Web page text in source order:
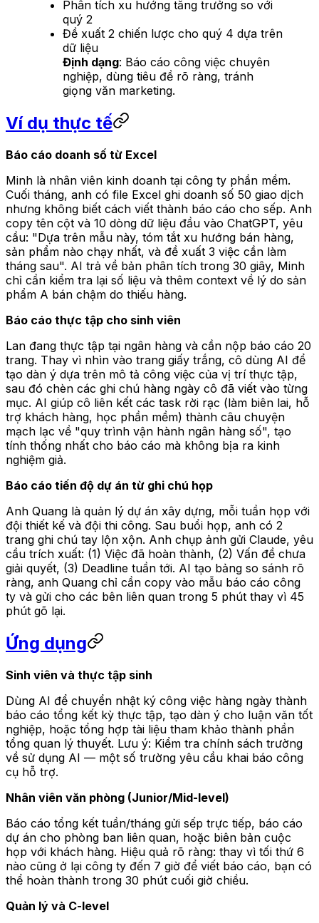
Phân tích xu hướng tăng trưởng so với
quý 2
Đề xuất 2 chiến lược cho quý 4 dựa trên
dữ liệu
Định dạng: Báo cáo công việc chuyên
nghiệp, dùng tiêu đề rõ ràng, tránh
giọng văn marketing.
Ví dụ thực tế
Báo cáo doanh số từ Excel
Minh là nhân viên kinh doanh tại công ty phần mềm.
Cuối tháng, anh có file Excel ghi doanh số 50 giao dịch
nhưng không biết cách viết thành báo cáo cho sếp. Anh
copy tên cột và 10 dòng dữ liệu đầu vào ChatGPT, yêu
cầu: "Dựa trên mẫu này, tóm tắt xu hướng bán hàng,
sản phẩm nào chạy nhất, và đề xuất 3 việc cần làm
tháng sau". AI trả về bản phân tích trong 30 giây, Minh
chỉ cần kiểm tra lại số liệu và thêm context về lý do sản
phẩm A bán chậm do thiếu hàng.
Báo cáo thực tập cho sinh viên
Lan đang thực tập tại ngân hàng và cần nộp báo cáo 20
trang. Thay vì nhìn vào trang giấy trắng, cô dùng AI để
tạo dàn ý dựa trên mô tả công việc của vị trí thực tập,
sau đó chèn các ghi chú hàng ngày cô đã viết vào từng
mục. AI giúp cô liên kết các task rời rạc (làm biên lai, hỗ
trợ khách hàng, học phần mềm) thành câu chuyện
mạch lạc về "quy trình vận hành ngân hàng số", tạo
tính thống nhất cho báo cáo mà không bịa ra kinh
nghiệm giả.
Báo cáo tiến độ dự án từ ghi chú họp
Anh Quang là quản lý dự án xây dựng, mỗi tuần họp với
đội thiết kế và đội thi công. Sau buổi họp, anh có 2
trang ghi chú tay lộn xộn. Anh chụp ảnh gửi Claude, yêu
cầu trích xuất: (1) Việc đã hoàn thành, (2) Vấn đề chưa
giải quyết, (3) Deadline tuần tới. AI tạo bảng so sánh rõ
ràng, anh Quang chỉ cần copy vào mẫu báo cáo công
ty và gửi cho các bên liên quan trong 5 phút thay vì 45
phút gõ lại.
Ứng dụng
Sinh viên và thực tập sinh
Dùng AI để chuyển nhật ký công việc hàng ngày thành
báo cáo tổng kết kỳ thực tập, tạo dàn ý cho luận văn tốt
nghiệp, hoặc tổng hợp tài liệu tham khảo thành phần
tổng quan lý thuyết. Lưu ý: Kiểm tra chính sách trường
về sử dụng AI — một số trường yêu cầu khai báo công
cụ hỗ trợ.
Nhân viên văn phòng (Junior/Mid-level)
Báo cáo tổng kết tuần/tháng gửi sếp trực tiếp, báo cáo
dự án cho phòng ban liên quan, hoặc biên bản cuộc
họp với khách hàng. Hiệu quả rõ ràng: thay vì tối thứ 6
nào cũng ở lại công ty đến 7 giờ để viết báo cáo, bạn có
thể hoàn thành trong 30 phút cuối giờ chiều.
Quản lý và C-level